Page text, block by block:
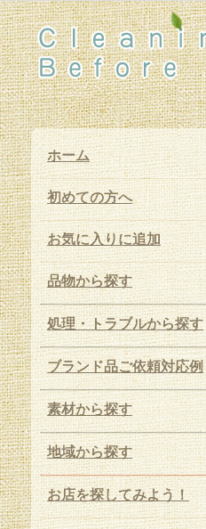
ホーム
初めての方へ
お気に入りに追加
品物から探す
処理・トラブルから探す
ブランド品ご依頼対応例
素材から探す
地域から探す
お店を探してみよう！